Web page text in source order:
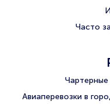
Часто
Чартерные
Авиаперевозки в